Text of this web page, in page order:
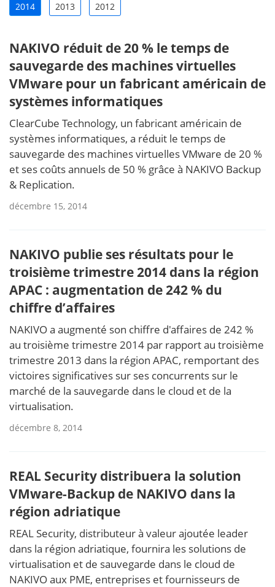
2014 2013 2012
NAKIVO réduit de 20 % le temps de
sauvegarde des machines virtuelles
VMware pour un fabricant américain de
systèmes informatiques
ClearCube Technology, un fabricant américain de
systèmes informatiques, a réduit le temps de
sauvegarde des machines virtuelles VMware de 20 %
et ses coûts annuels de 50 % grâce à NAKIVO Backup
& Replication.
décembre 15, 2014
NAKIVO publie ses résultats pour le
troisième trimestre 2014 dans la région
APAC : augmentation de 242 % du
chiffre d’affaires
NAKIVO a augmenté son chiffre d'affaires de 242 %
au troisième trimestre 2014 par rapport au troisième
trimestre 2013 dans la région APAC, remportant des
victoires significatives sur ses concurrents sur le
marché de la sauvegarde dans le cloud et de la
virtualisation.
décembre 8, 2014
REAL Security distribuera la solution
VMware-Backup de NAKIVO dans la
région adriatique
REAL Security, distributeur à valeur ajoutée leader
dans la région adriatique, fournira les solutions de
virtualisation et de sauvegarde dans le cloud de
NAKIVO aux PME, entreprises et fournisseurs de